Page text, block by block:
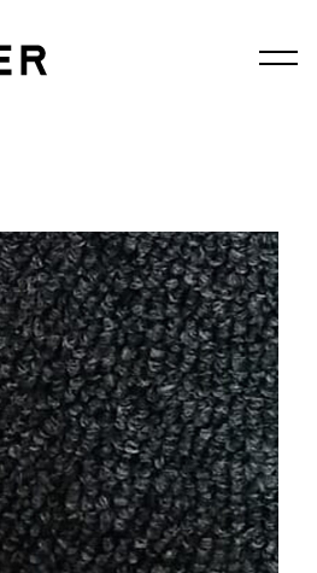
Menu